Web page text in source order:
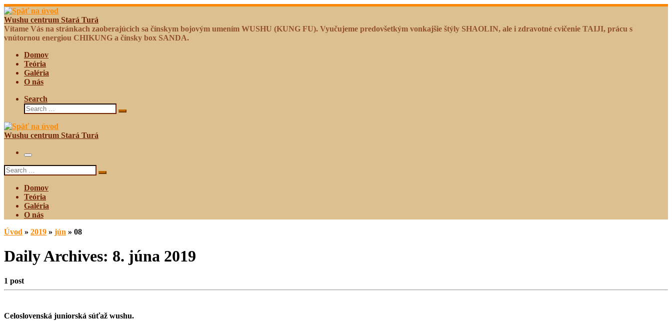
Skip
to
content
Wushu centrum Stará Turá
Vítame Vás na stránkach zaoberajúcich sa čínskym bojovým umením WUSHU (KUNG FU). Vyučujeme predovšetkým vonkajšie štýly SHAOLIN, ale i zdravotné cvičenie TAIJI, prácu s
vnútornou energiou CHIKUNG a čínsky box SANDA.
Domov
Teória
Galéria
O nás
Search
Search
Search
Wushu centrum Stará Turá
Menu
Search
Search
Domov
Teória
Galéria
O nás
Úvod » 2019 » jún » 08
Daily Archives: 8. júna 2019
1 post
Celoslovenská juniorská súťaž wushu.